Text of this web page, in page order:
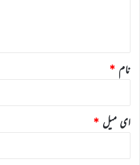
نام *
ای میل *